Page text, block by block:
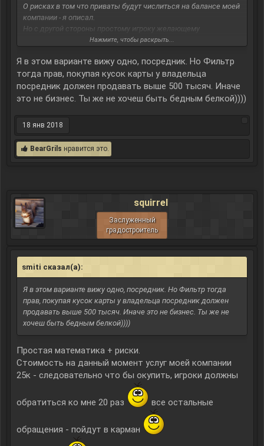
О рисках в том что приваты будут числиться на балансе моей
компании - я описал.
Но с другой стороны простому игроку желающему
заприватить просто 1 спавнер ниже 40 - нет смысла тратить
компания рискуя отчасти предоставляет таким игрокам свои
услуги
Нажмите, чтобы раскрыть...
Я в этом варианте вижу одно, посредник. Но Фильтр
тогда прав, покупая кусок карты у владельца
посредник должен продавать выше 500 тысяч. Иначе
это не бизнес. Ты же не хочеш быть бедным белкой))))
18 янв 2018
BearGrils нравится это.
squirrel
Заслуженный
градостроитель
smiti сказал(а):
Я в этом варианте вижу одно, посредник. Но Фильтр тогда
прав, покупая кусок карты у владельца посредник должен
продавать выше 500 тысяч. Иначе это не бизнес. Ты же не
хочеш быть бедным белкой))))
Простая математика + риски.
Стоимость на данный момент услуг моей компании
25к - следовательно что бы окупить, игроки должны
обратиться ко мне 20 раз все остальные
обращения - пойдут в карман